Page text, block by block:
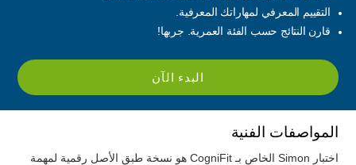
التقييم المعرفي لمهاراتك المعرفية.
قارن النتائج حسب الفئة العمرية. جربها!
البدء الآن
المواصفات الفنية
اختبار Simon الخاص بـ CogniFit هو نسخة طبق الأصل رقمية لمهمة